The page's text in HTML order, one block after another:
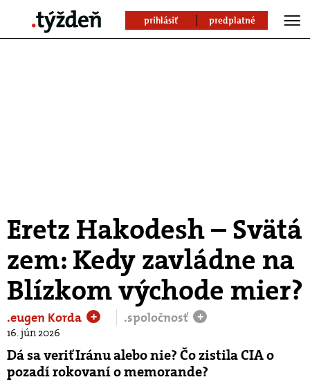
prihlásiť predplatné
Eretz Hakodesh – Svätá
zem: Kedy zavládne na
Blízkom východe mier?
.eugen Korda + .spoločnosť +
16. jún 2026
Dá sa veriť Iránu alebo nie? Čo zistila CIA o
pozadí rokovaní o memorande?